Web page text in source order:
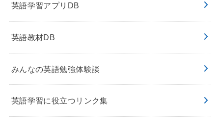
英語学習アプリDB
英語教材DB
みんなの英語勉強体験談
英語学習に役立つリンク集